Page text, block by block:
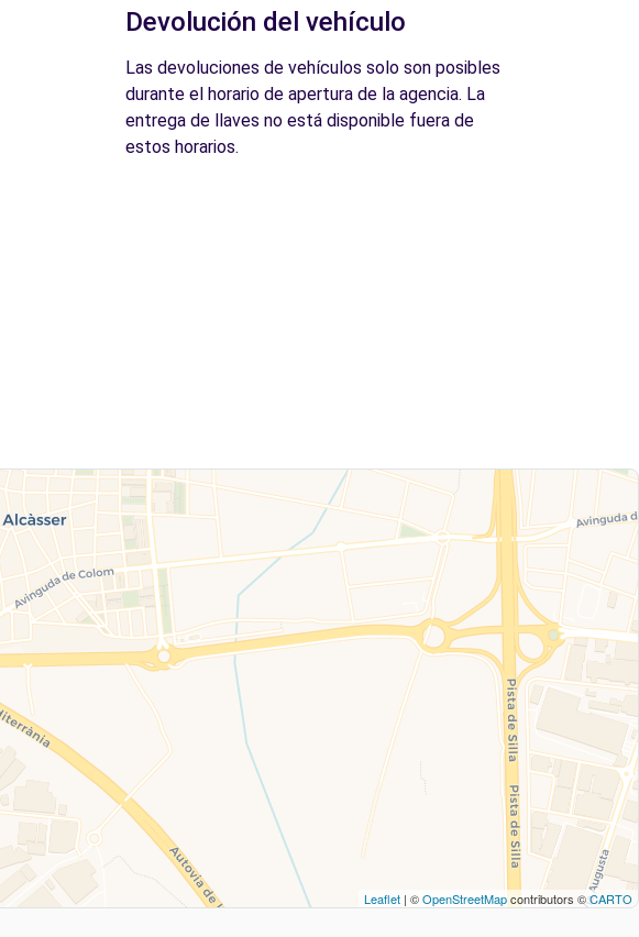
Devolución del vehículo
Las devoluciones de vehículos solo son posibles
durante el horario de apertura de la agencia. La
entrega de llaves no está disponible fuera de
estos horarios.
Leaflet | ©OpenStreetMapcontributors ©CARTO